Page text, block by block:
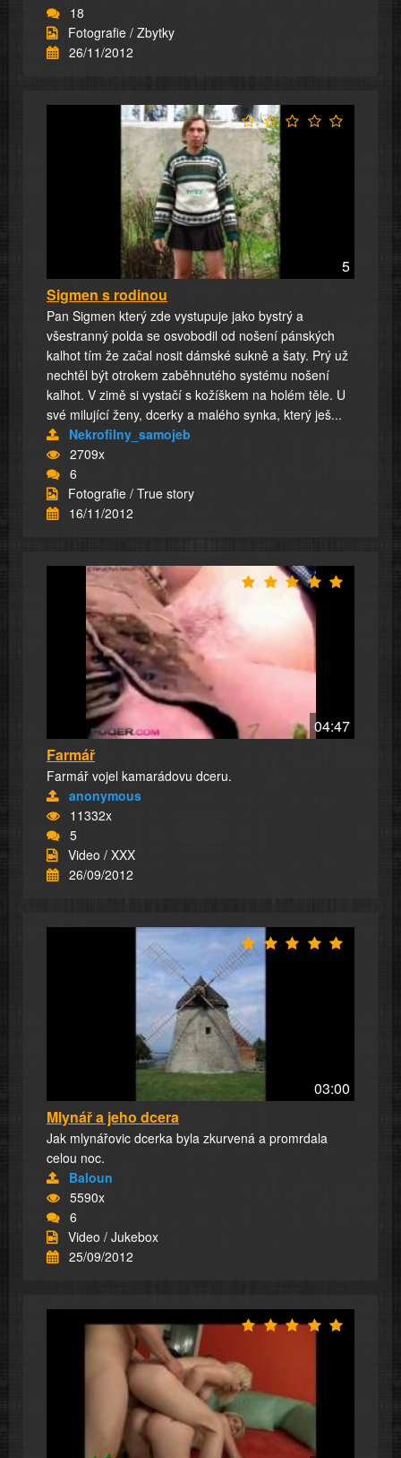
18
Fotografie / Zbytky
26/11/2012
5
Sigmen s rodinou
Pan Sigmen který zde vystupuje jako bystrý a
všestranný polda se osvobodil od nošení pánských
kalhot tím že začal nosit dámské sukně a šaty. Prý už
nechtěl být otrokem zaběhnutého systému nošení
kalhot. V zimě si vystačí s kožíškem na holém těle. U
své milující ženy, dcerky a malého synka, který ješ...
Nekrofilny_samojeb
2709x
6
Fotografie / True story
16/11/2012
04:47
Farmář
Farmář vojel kamarádovu dceru.
anonymous
11332x
5
Video / XXX
26/09/2012
03:00
Mlynář a jeho dcera
Jak mlynářovic dcerka byla zkurvená a promrdala
celou noc.
Baloun
5590x
6
Video / Jukebox
25/09/2012